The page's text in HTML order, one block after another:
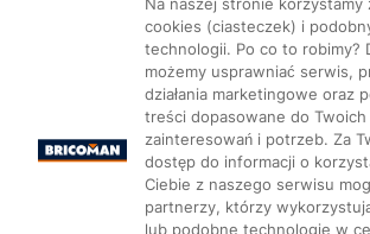
Mapa Strony: Kategorie Produkty Marki CMS
cookies (ciasteczek) i
technologii. Po co to robimy?
możemy usprawniać serwis,
działania marketingowe oraz
treści dopasowane do Twoich
zainteresowań i potrzeb. Za
dostęp do informacji o
Ciebie z naszego serwisu
partnerzy, którzy
lub podobne technologie w